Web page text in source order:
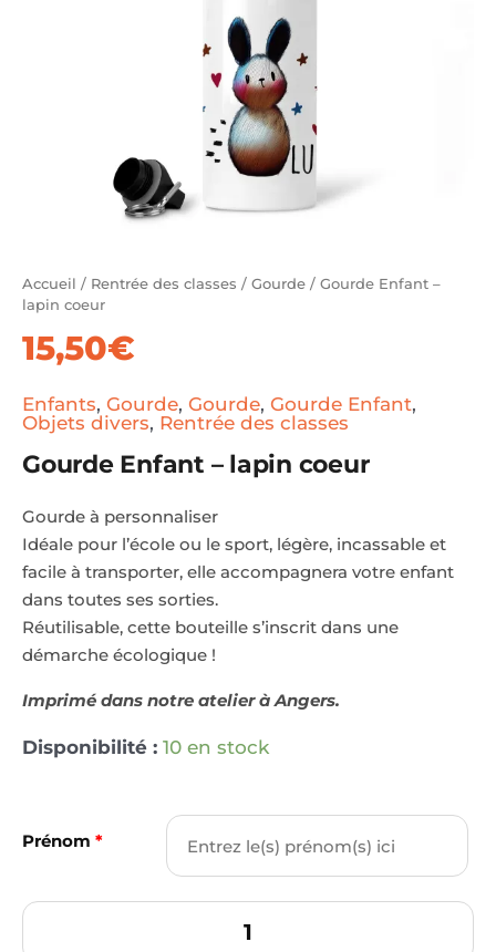
Accueil / Rentrée des classes / Gourde / Gourde Enfant –
lapin coeur
15,50€
Enfants, Gourde, Gourde, Gourde Enfant,
Objets divers, Rentrée des classes
Gourde Enfant – lapin coeur
Gourde à personnaliser
Idéale pour l’école ou le sport, légère, incassable et
facile à transporter, elle accompagnera votre enfant
dans toutes ses sorties.
Réutilisable, cette bouteille s’inscrit dans une
démarche écologique !
Imprimé dans notre atelier à Angers.
Disponibilité : 10 en stock
Prénom *
coeur